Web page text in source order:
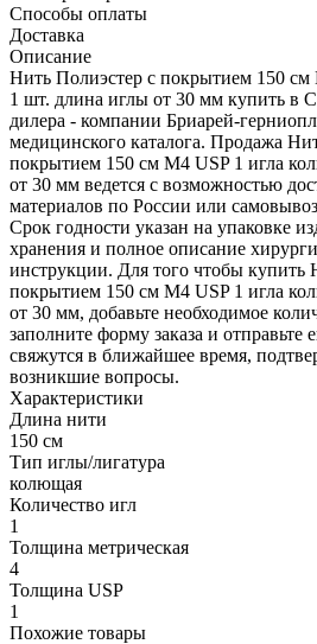
Способы оплаты
Доставка
Описание
Нить Полиэстер с покрытием 150
1 шт. длина иглы от 30 мм купить в
дилера - компании Бриарей-
медицинского каталога. Продажа
покрытием 150 см М4 USP 1 игла
от 30 мм ведется с возможностью
материалов по России или
Срок годности указан на упаковке
хранения и полное описание
инструкции. Для того чтобы купить
покрытием 150 см М4 USP 1 игла
от 30 мм, добавьте необходимое
заполните форму заказа и
свяжутся в ближайшее время,
возникшие вопросы.
Характеристики
Длина нити
150 см
Тип иглы/лигатура
колющая
Количество игл
1
Толщина метрическая
4
Толщина USP
1
Похожие товары